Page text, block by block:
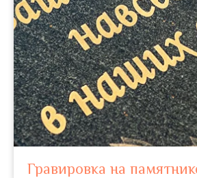
Гравировка на